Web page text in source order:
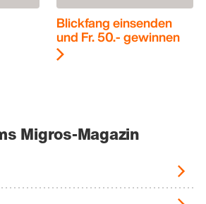
Blickfang einsenden
und Fr. 50.- gewinnen
Migros-Magazin